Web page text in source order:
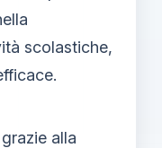
scolastiche,
grazie alla